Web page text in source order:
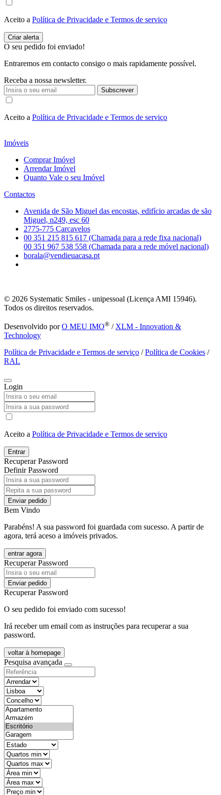
Aceito a Política de Privacidade e Termos de serviço
O seu pedido foi enviado!
Entraremos em contacto consigo o mais rapidamente possível.
Receba a nossa newsletter.
Subscrever
Aceito a Política de Privacidade e Termos de serviço
Imóveis
Comprar Imóvel
Arrendar Imóvel
Quanto Vale o seu Imóvel
Contactos
Avenida de São Miguel das encostas, edifício arcadas de são
Miguel, n249, esc 60
2775-775 Carcavelos
00 351 215 815 617 (Chamada para a rede fixa nacional)
00 351 967 538 558 (Chamada para a rede móvel nacional)
borala@vendieuacasa.pt
© 2026 Systematic Smiles - unipessoal (Licença AMI 15946).
Todos os direitos reservados.
Desenvolvido porO MEU IMO® / XLM - Innovation &
Technology
Política de Privacidade e Termos de serviço /Política de Cookies /
RAL
Login
Aceito a Política de Privacidade e Termos de serviço
Entrar
Recuperar Password
Definir Password
Enviar pedido
Bem Vindo
Parabéns! A sua password foi guardada com sucesso. A partir de
agora, terá aceso a imóveis privados.
entrar agora
Recuperar Password
Enviar pedido
Recuperar Password
O seu pedido foi enviado com sucesso!
Irá receber um email com as instruções para recuperar a sua
password.
voltar à homepage
Pesquisa avançada
objective
districtId
countyId
types
state
mintypo
maxtypo
minarea
maxarea
minprice